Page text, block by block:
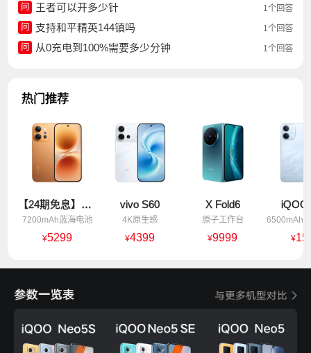
问 王者可以开多少针
1个回答
问
支持和平精英144镇吗
1个回答
问
从0充电到100%需要多少分钟 1个回答
热门推荐
【24期免息】vivo X300 E
7200mAh蓝海电池
¥5299
vivo S60
4K原生感
¥4399
X Fold6
原子工作台
¥9999
iQOO
¥